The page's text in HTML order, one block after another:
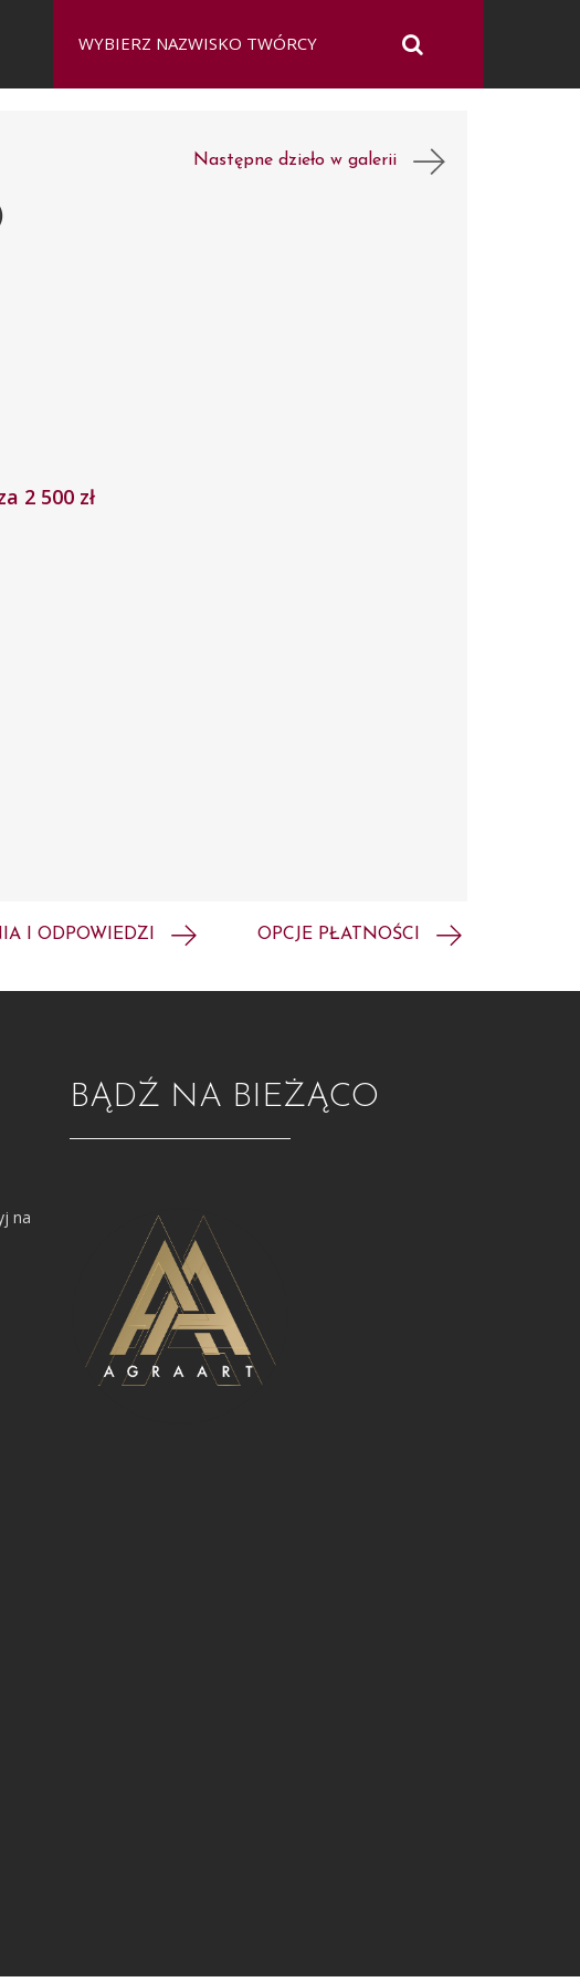
Następne dzieło w galerii
2 500 zł
I ODPOWIEDZI OPCJE PŁATNOŚCI
BĄDŹ NA BIEŻĄCO
na